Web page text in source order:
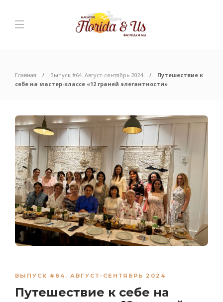
Главная Выпуск #64. Август-сентябрь 2024
Путешествие к
себе на мастер-классе «12 граней элегантности»
ВЫПУСК #64. АВГУСТ-СЕНТЯБРЬ 2024
Путешествие к себе на